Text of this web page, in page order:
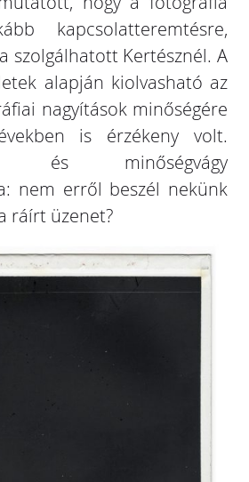
kapcsolatteremtésre,
szolgálhatott Kertésznél. A
alapján kiolvasható az
nagyítások minőségére
is érzékeny volt.
és minőségvágy
nem erről beszél nekünk
ráírt üzenet?